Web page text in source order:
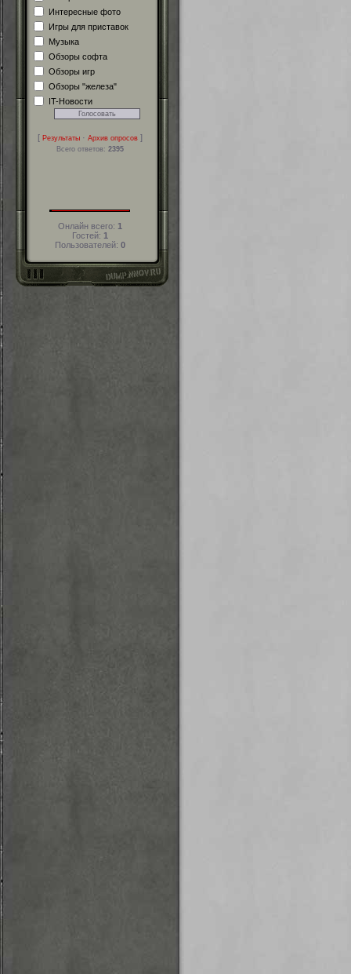
Интересные фото
Игры для приставок
Музыка
Обзоры софта
Обзоры игр
Обзоры "железа"
IT-Новости
[ Результаты· Архив опросов]
Всего ответов: 2395
Онлайн всего: 1
Гостей: 1
Пользователей: 0